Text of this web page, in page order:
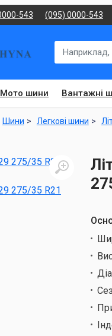
543 (095) 0000-543
Мото шини Вантажні
Шини Легкові шини